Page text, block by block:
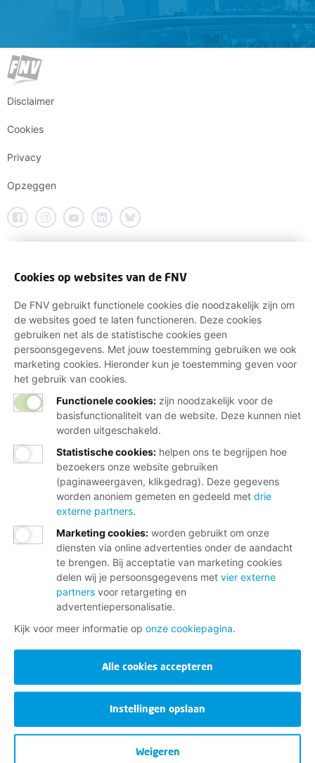
Disclaimer
Cookies
Privacy
Opzeggen
Cookies op websites van de FNV
De FNV gebruikt functionele cookies die noodzakelijk zijn om
de websites goed te laten functioneren. Deze cookies
gebruiken net als de statistische cookies geen
persoonsgegevens. Met jouw toestemming gebruiken we ook
marketing cookies. Hieronder kun je toestemming geven voor
het gebruik van cookies.
Functionele cookies: zijn noodzakelijk voor de
basisfunctionaliteit van de website. Deze kunnen niet
worden uitgeschakeld.
Statistische cookies: helpen ons te begrijpen hoe
bezoekers onze website gebruiken
(paginaweergaven, klikgedrag). Deze gegevens
worden anoniem gemeten en gedeeld met drie
externe partners.
Marketing cookies: worden gebruikt om onze
diensten via online advertenties onder de aandacht
te brengen. Bij acceptatie van marketing cookies
delen wij je persoonsgegevens met vier externe
partners voor retargeting en
advertentiepersonalisatie.
Kijk voor meer informatie op onze cookiepagina.
Alle cookies accepteren
Instellingen opslaan
Weigeren